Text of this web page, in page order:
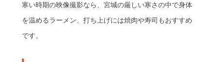
寒い時期の映像撮影なら、宮城の厳しい寒さの中で身体
を温めるラーメン、打ち上げには焼肉や寿司もおすすめ
です。